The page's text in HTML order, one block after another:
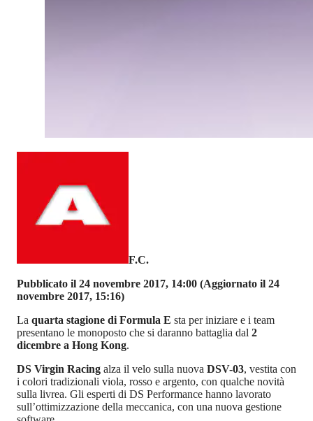
F.C.
Pubblicato il 24 novembre 2017, 14:00 (Aggiornato il 24
novembre 2017, 15:16)
La quarta stagione di Formula E sta per iniziare e i team
presentano le monoposto che si daranno battaglia dal 2
dicembre a Hong Kong.
DS Virgin Racing alza il velo sulla nuova DSV-03, vestita con
i colori tradizionali viola, rosso e argento, con qualche novità
sulla livrea. Gli esperti di DS Performance hanno lavorato
sull’ottimizzazione della meccanica, con una nuova gestione